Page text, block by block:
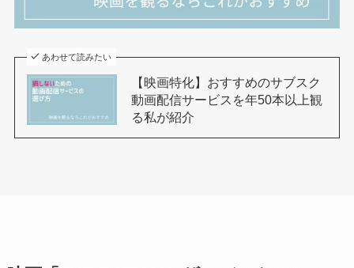
あわせて読みたい
【映画特化】おすすめのサブスク
動画配信サービスを年50本以上観
る私が紹介